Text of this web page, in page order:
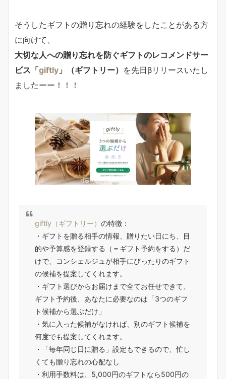
そうしたギフトの贈り忘れの経験をしたことがある方
に向けて、
大切な人への贈り忘れを防ぐギフトのレコメンドサー
ビス「giftly 」（ギフトリー） を先日βリリースいたし
ましたーー！！！
giftly（ギフトリー） の特徴：
・ギフトを贈る相手の情報、贈りたい日にち、目
的や予算感を登録する（＝ギフト予約をする）だ
けで、コンシェルジュが相手にぴったりのギフト
の候補を提案してくれます。
・ギフト選びからお届けまで全てお任せできて、
ギフト予約後、あなたに必要なのは「3つのギフ
ト候補から選ぶだけ」
・気に入った候補がなければ、別のギフト候補を
何度でも提案してくれます。
・「毎年同じ日に贈る」設定もできるので、忙し
くても贈り忘れの心配なし
・利用手数料は、5,000円のギフトなら500円の